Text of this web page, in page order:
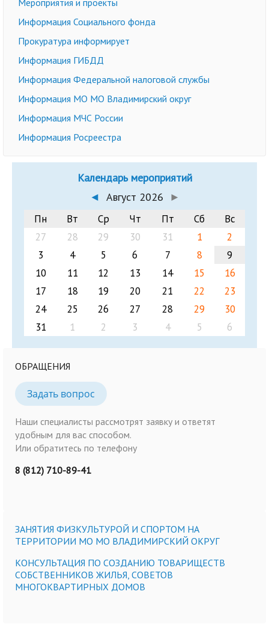
Мероприятия и проекты
Информация Социального фонда
Прокуратура информирует
Информация ГИБДД
Информация Федеральной налоговой службы
Информация МО МО Владимирский округ
Информация МЧС России
Информация Росреестра
Календарь мероприятий
◄ Август 2026 ►
Пн Вт Ср Чт Пт Сб
Вс
27
28 29 30 31 1
2
3
4 5 6 7 8
9
10
11 12 13 14 15
16
17
18 19 20 21 22
23
24
25 26 27 28 29
30
31
1 2 3 4 5 6
ОБРАЩЕНИЯ
Задать вопрос
Наши специалисты рассмотрят заявку и ответят
удобным для вас способом.
Или обратитесь по телефону
8 (812) 710-89-41
ЗАНЯТИЯ ФИЗКУЛЬТУРОЙ И СПОРТОМ НА
ТЕРРИТОРИИ МО МО ВЛАДИМИРСКИЙ ОКРУГ
КОНСУЛЬТАЦИЯ ПО СОЗДАНИЮ ТОВАРИЩЕСТВ
СОБСТВЕННИКОВ ЖИЛЬЯ, СОВЕТОВ
МНОГОКВАРТИРНЫХ ДОМОВ